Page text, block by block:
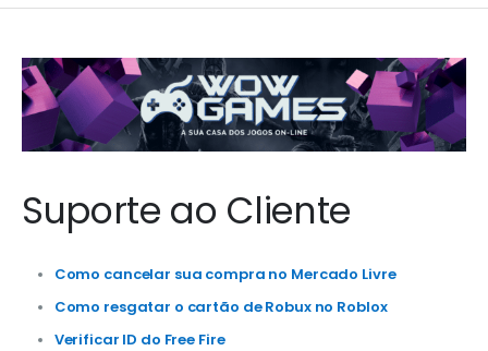
Suporte ao Cliente
Como cancelar sua compra no Mercado Livre
Como resgatar o cartão de Robux no Roblox
Verificar ID do Free Fire